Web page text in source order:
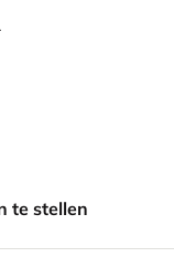
te stellen